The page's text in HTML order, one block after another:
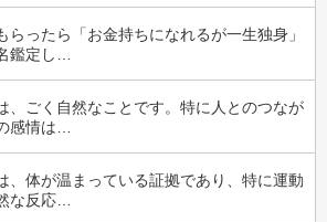
らったら「お金持ちになれるが一生独身」
鑑定し…
、ごく自然なことです。特に人とのつなが
感情は…
、体が温まっている証拠であり、特に運動
な反応…